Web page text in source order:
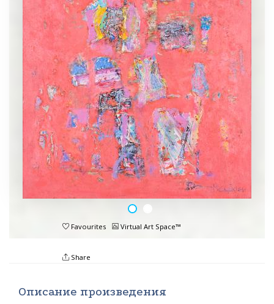
Favourites Virtual Art Space™
Share
Описание произведения